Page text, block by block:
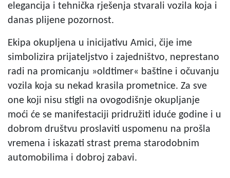
elegancija i tehnička rješenja stvarali vozila koja i
danas plijene pozornost.
Ekipa okupljena u inicijativu Amici, čije ime
simbolizira prijateljstvo i zajedništvo, neprestano
radi na promicanju »oldtimer« baštine i očuvanju
vozila koja su nekad krasila prometnice. Za sve
one koji nisu stigli na ovogodišnje okupljanje
moći će se manifestaciji pridružiti iduće godine i u
dobrom društvu proslaviti uspomenu na prošla
vremena i iskazati strast prema starodobnim
automobilima i dobroj zabavi.